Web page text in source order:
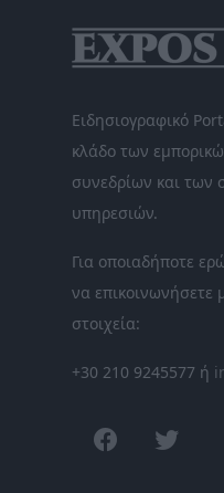
Ειδησιογραφικό
κλάδο των
συνεδρίων και των
υπηρεσιών.
Για οποιαδήποτε
να
στοιχεία:
+30 210 9245577 ή
facebook